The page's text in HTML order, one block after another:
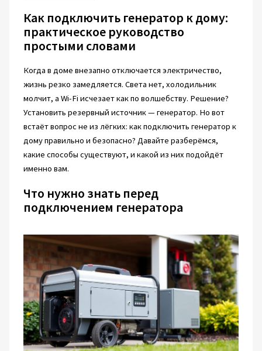
Как подключить генератор к дому:
практическое руководство
простыми словами
Когда в доме внезапно отключается электричество,
жизнь резко замедляется. Света нет, холодильник
молчит, а Wi-Fi исчезает как по волшебству. Решение?
Установить резервный источник — генератор. Но вот
встаёт вопрос не из лёгких: как подключить генератор к
дому правильно и безопасно? Давайте разберёмся,
какие способы существуют, и какой из них подойдёт
именно вам.
Что нужно знать перед
подключением генератора